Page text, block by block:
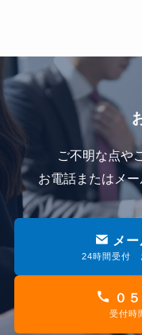
ご不明な点や
お電話またはメ
メ
24時間受付
０
受付